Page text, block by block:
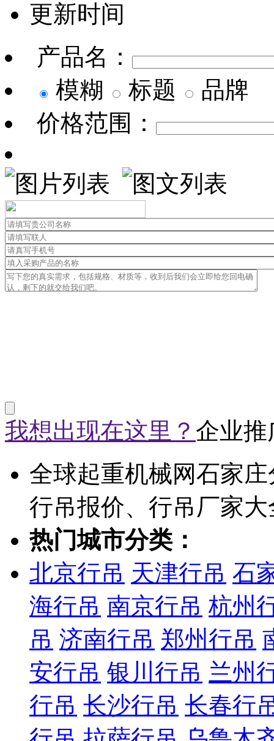
更新时间
产品名：
模糊
标题
品牌
价格范围：
我想出现在这里？ 企业推
全球起重机械网石家
行吊报价、行吊厂家
热门城市分类：
北京行吊 天津行吊 石
海行吊 南京行吊 杭州
吊 济南行吊 郑州行吊
安行吊 银川行吊 兰州
行吊 长沙行吊 长春行